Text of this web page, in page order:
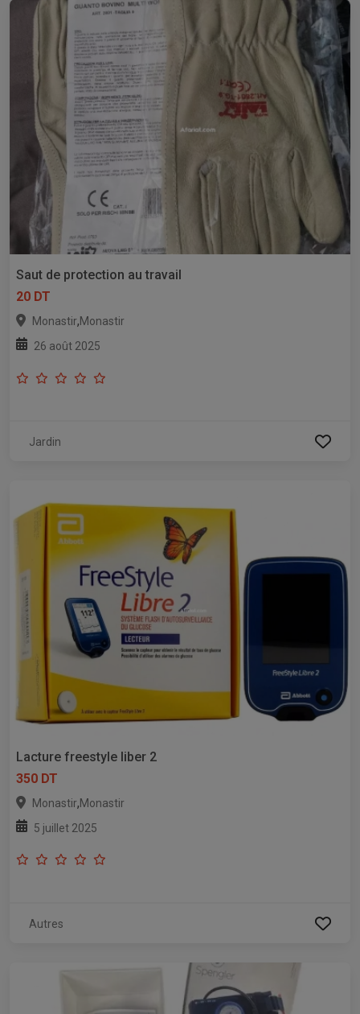
Saut de protection au travail
20 DT
Monastir,Monastir
26 août 2025
Jardin
Lacture freestyle liber 2
350 DT
Monastir,Monastir
5 juillet 2025
Autres